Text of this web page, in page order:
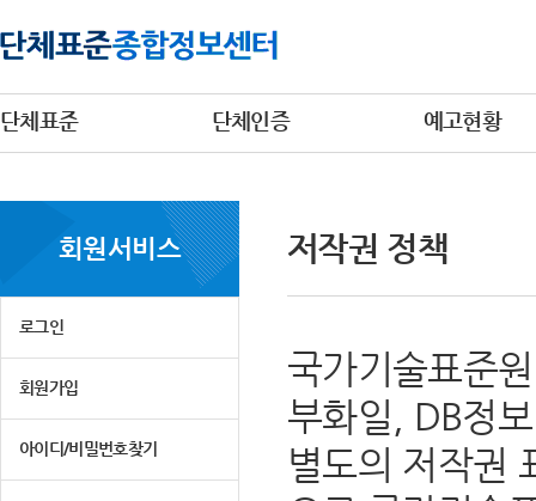
단체표준 단체인증 예고현황
회원서비스
로그인
회원가입
아이디/비밀번호찾기
저작권 정책
국가기술표준
부화일, DB정
별도의 저작권